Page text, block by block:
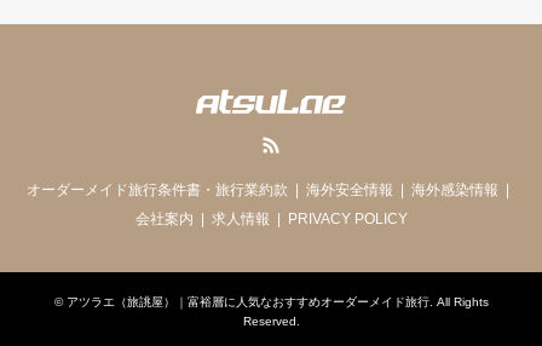
オーダーメイド旅行条件書・旅行業約款 海外安全情報
海外感染情報
会社案内
求人情報 PRIVACY POLICY
© アツラエ（旅誂屋）｜富裕層に人気なおすすめオーダーメイド旅行. All Rights
Reserved.